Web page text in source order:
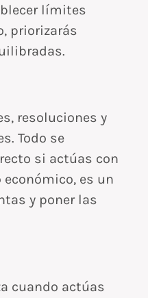
límites
priorizarás
resoluciones y
Todo se
si actúas con
es un
y poner las
cuando actúas